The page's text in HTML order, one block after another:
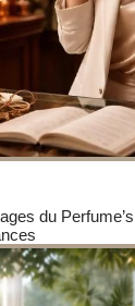
du